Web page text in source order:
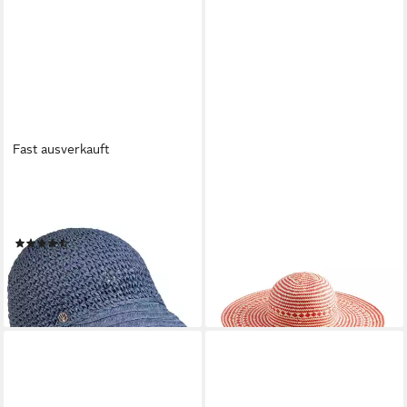
Fast ausverkauft
Loevenich Basecap aus Papier
(3)
29,95 €
lieferbar - in 3-4 Werktagen bei dir
lieferbar - in 2-3 Werktagen bei dir